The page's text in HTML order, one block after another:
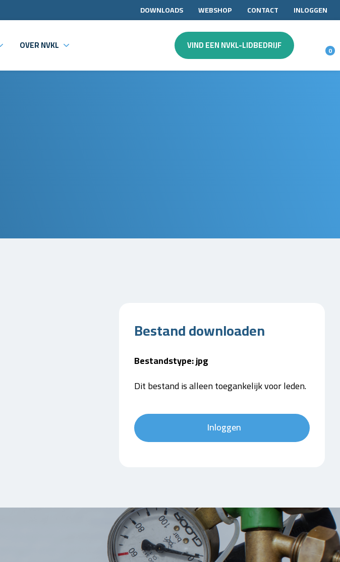
DOWNLOADS WEBSHOP CONTACT INLOGGEN
OVER NVKL VIND EEN NVKL-LIDBEDRIJF 0
Bestand downloaden
Bestandstype: jpg
Dit bestand is alleen toegankelijk voor leden.
Inloggen